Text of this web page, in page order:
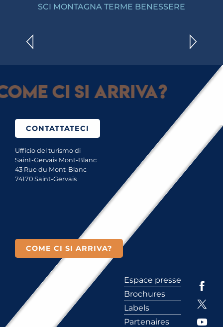
SCI MONTAGNA TERME BENESSERE
BIODIVERSITÀ A SAINT-GERVAIS
LEGGI TUTTO
ci si arriva?
CONTATTATECI
Ufficio del turismo di
Saint-Gervais Mont-Blanc
43 Rue du Mont-Blanc
74170 Saint-Gervais
COME CI SI ARRIVA?
Espace presse
Brochures
Labels
Partenaires